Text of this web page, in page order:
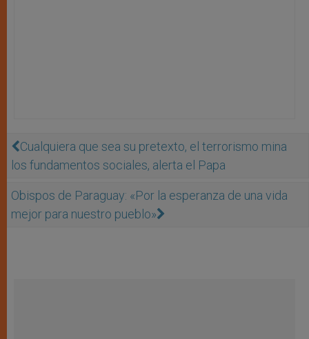
Cualquiera que sea su pretexto, el terrorismo mina
los fundamentos sociales, alerta el Papa
Obispos de Paraguay: «Por la esperanza de una vida
mejor para nuestro pueblo»